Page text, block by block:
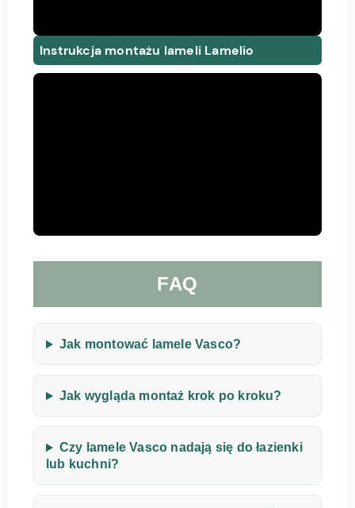
Instrukcja montażu lameli Lamelio
FAQ
Jak montować lamele Vasco?
Jak wygląda montaż krok po kroku?
Czy lamele Vasco nadają się do łazienki
lub kuchni?